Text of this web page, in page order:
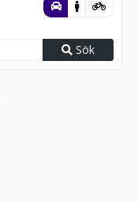
Sök